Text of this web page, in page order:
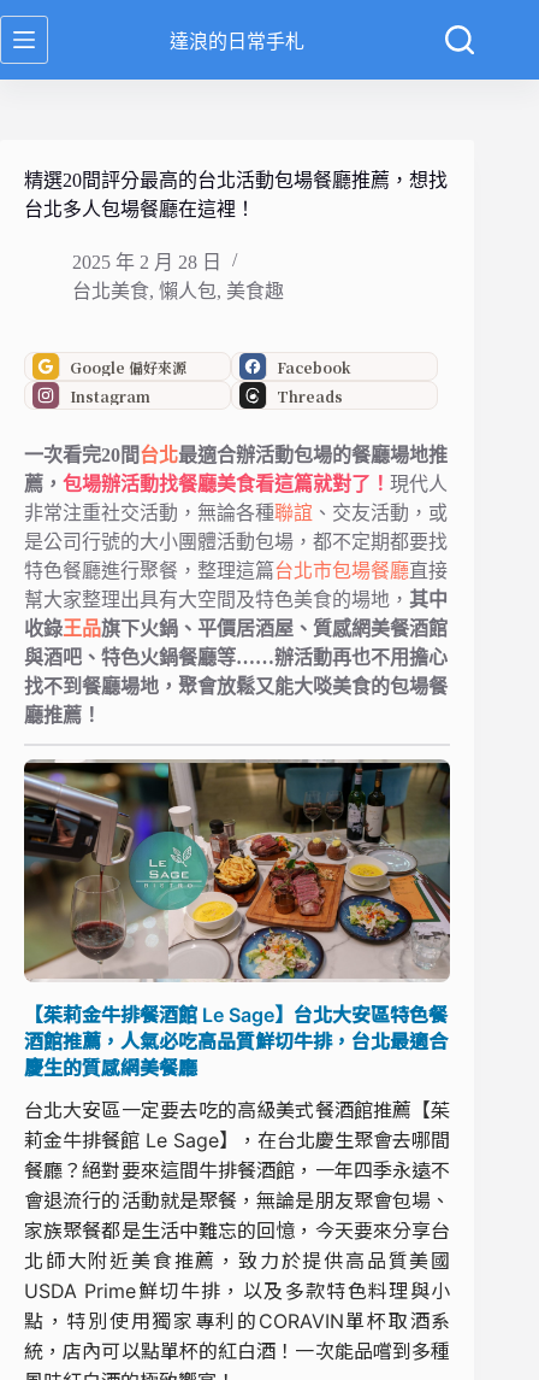
跳
至
達浪的日常手札
精選20間評分最高的台北活動包場餐廳推薦，想找
台北多人包場餐廳在這裡！
2025 年 2 月 28 日
台北美食, 懶人包, 美食趣
Google 偏好來源
Facebook
Instagram
Threads
一次看完20間台北最適合辦活動包場的餐廳場地推
薦， 包場辦活動找餐廳美食看這篇就對了！ 現代人
非常注重社交活動，無論各種聯誼 、交友活動，或
是公司行號的大小團體活動包場，都不定期都要找
特色餐廳進行聚餐，整理這篇台北市包場餐廳直接
幫大家整理出具有大空間及特色美食的場地， 其中
收錄王品旗下火鍋、平價居酒屋、質感網美餐酒館
與酒吧、特色火鍋餐廳等……辦活動再也不用擔心
找不到餐廳場地，聚會放鬆又能大啖美食的包場餐
廳推薦！
【茱莉金牛排餐酒館 Le Sage】台北大安區特色餐
酒館推薦，人氣必吃高品質鮮切牛排，台北最適合
慶生的質感網美餐廳
台北大安區一定要去吃的高級美式餐酒館推薦【茱
莉金牛排餐館 Le Sage】，在台北慶生聚會去哪間
餐廳？絕對要來這間牛排餐酒館，一年四季永遠不
會退流行的活動就是聚餐，無論是朋友聚會包場、
家族聚餐都是生活中難忘的回憶，今天要來分享台
北師大附近美食推薦，致力於提供高品質美國
USDA Prime鮮切牛排，以及多款特色料理與小
點，特別使用獨家專利的CORAVIN單杯取酒系
統，店內可以點單杯的紅白酒！一次能品嚐到多種